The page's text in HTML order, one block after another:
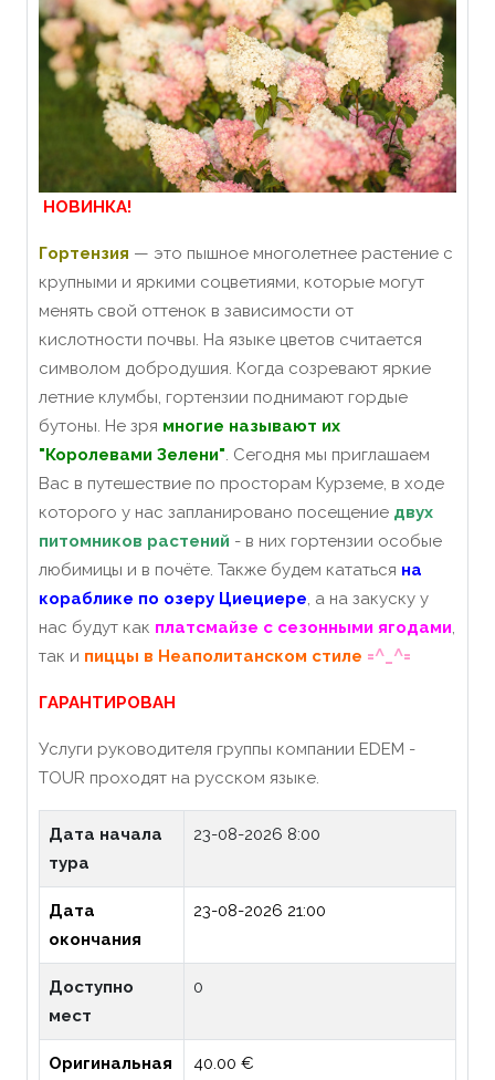
НОВИНКА!
Гортензия — это пышное многолетнее растение с
крупными и яркими соцветиями, которые могут
менять свой оттенок в зависимости от
кислотности почвы. На языке цветов считается
символом добродушия. Когда созревают яркие
летние клумбы, гортензии поднимают гордые
бутоны. Не зря многие называют их
"Королевами Зелени" . Сегодня мы приглашаем
Вас в путешествие по просторам Курземе, в ходе
которого у нас запланировано посещение двух
питомников растений - в них гортензии особые
любимицы и в почёте. Также будем кататься на
кораблике по озеру Циециере , а на закуску у
нас будут как платсмайзе с сезонными ягодами
так и пиццы в Неаполитанском стиле =^_^=
ГАРАНТИРОВАН
Услуги руководителя группы компании EDEM -
TOUR проходят на русском языке.
Дата начала
тура
23-08-2026 8:00
Дата
окончания
23-08-2026 21:00
Доступно
мест
0
Оригинальная
40.00 €